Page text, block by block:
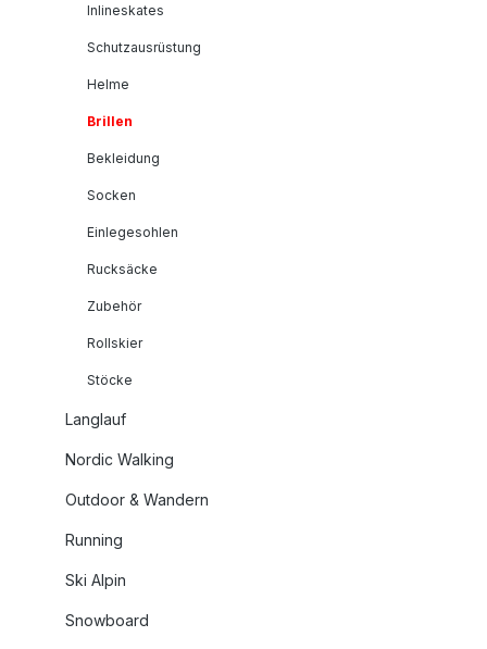
Inlineskates
Schutzausrüstung
Helme
Brillen
Bekleidung
Socken
Einlegesohlen
Rucksäcke
Zubehör
Rollskier
Stöcke
Langlauf
Nordic Walking
Outdoor & Wandern
Running
Ski Alpin
Snowboard